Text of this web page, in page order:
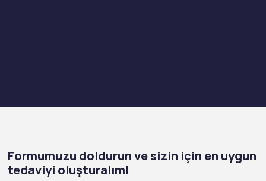
Formumuzu doldurun ve sizin için en uygun
tedaviyi oluşturalım!